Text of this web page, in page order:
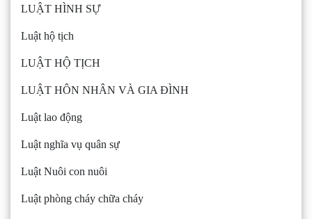
LUẬT HÌNH SỰ
Luật hộ tịch
LUẬT HỘ TỊCH
LUẬT HÔN NHÂN VÀ GIA ĐÌNH
Luật lao động
Luật nghĩa vụ quân sự
Luật Nuôi con nuôi
Luật phòng cháy chữa cháy